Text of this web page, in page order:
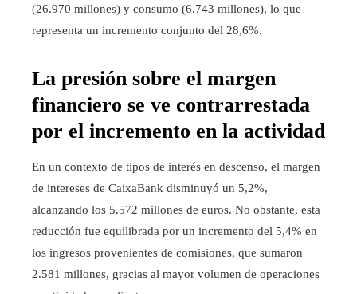
(26.970 millones) y consumo (6.743 millones), lo que
representa un incremento conjunto del 28,6%.
La presión sobre el margen
financiero se ve contrarrestada
por el incremento en la actividad
En un contexto de tipos de interés en descenso, el margen
de intereses de CaixaBank disminuyó un 5,2%,
alcanzando los 5.572 millones de euros. No obstante, esta
reducción fue equilibrada por un incremento del 5,4% en
los ingresos provenientes de comisiones, que sumaron
2.581 millones, gracias al mayor volumen de operaciones